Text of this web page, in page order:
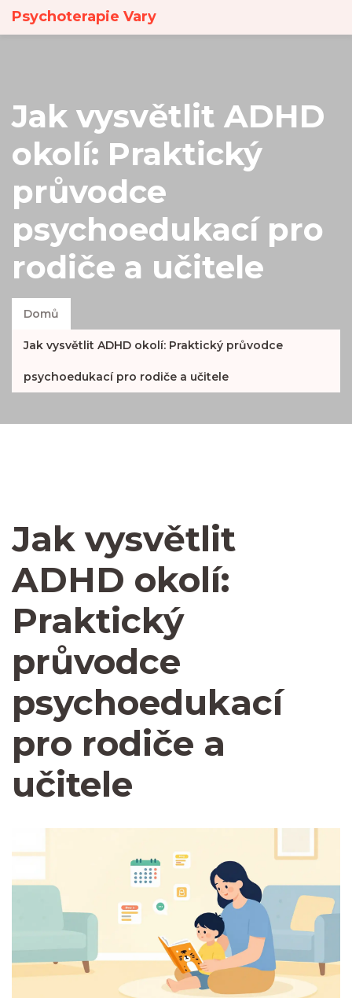
Psychoterapie Vary
Jak vysvětlit ADHD
okolí: Praktický
průvodce
psychoedukací pro
rodiče a učitele
Domů
Jak vysvětlit ADHD okolí: Praktický průvodce
psychoedukací pro rodiče a učitele
Jak vysvětlit
ADHD okolí:
Praktický
průvodce
psychoedukací
pro rodiče a
učitele